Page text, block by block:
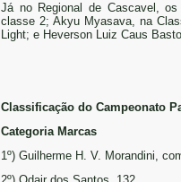
Já no Regional de Cascavel,
classe 2; Akyu Myasava, na
Light; e Heverson Luiz Caus
Classificação do Campeonato
Categoria Marcas
1º) Guilherme H. V. Morandini,